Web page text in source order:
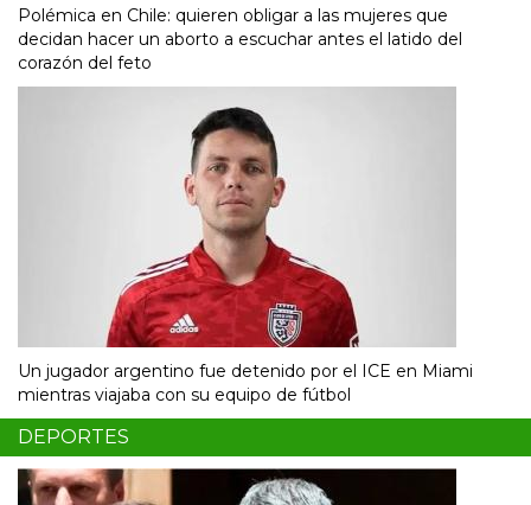
Polémica en Chile: quieren obligar a las mujeres que
decidan hacer un aborto a escuchar antes el latido del
corazón del feto
Un jugador argentino fue detenido por el ICE en Miami
mientras viajaba con su equipo de fútbol
DEPORTES